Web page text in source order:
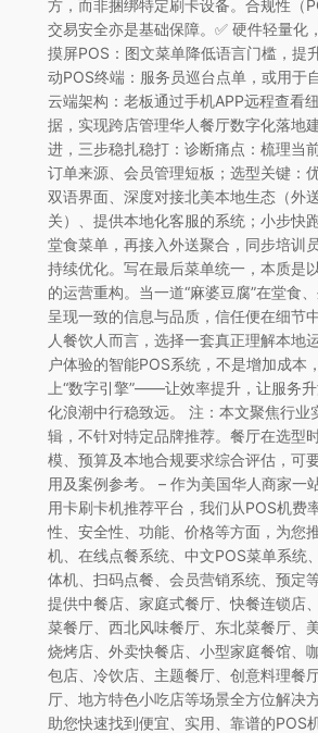
方，而非捆绑特定刷卡设备。合规性（
交易安全亦是基础保障。✅ 硬件轻量化
摸屏POS：图文菜单降低语言门槛，提
动POS终端：服务员巡台点单，或用于
云端架构：老板通过手机APP远程查看
据，实现跨店管理华人餐厅数字化落地
进，三步稳扎稳打：诊断痛点：梳理当
订单来源、会员管理短板；选型关键：
双语界面、深度对接北美本地生态（外
关）、提供本地化客服的系统；小步快
堂食菜单，再接入外送聚合，同步培训
持续优化。写在最后菜单统一，本质是
的运营重构。当一道“麻婆豆腐”在堂食
呈现一致的信息与品质，信任便在细节
人餐饮人而言，选择一套真正理解本地
户体验的智能POS系统，不是增加成本
上“数字引擎”——让效率提升，让服务
化浪潮中行稳致远。 注：本文聚焦行业
辑，不针对特定品牌推荐。餐厅在选型
模、预算及本地合规要求综合评估，可
用及案例参考。 – 作为美国华人商家一
用卡刷卡机推荐平台，我们从POS机费
性、安全性、功能、价格等方面，为您
机、在线点餐系统、中文POS菜单系统
体机、扫码点餐、会员营销系统、预定
提供中餐店、家庭式餐厅、快餐连锁店
菜餐厅、西北风味餐厅、东北菜餐厅、
烧烤店、外卖快餐店、小型家庭餐馆、
包店、冷饮店、主题餐厅、创意料理餐
厅、地方特色小吃店等场景全方位解决
助您快速找到便宜、实用、靠谱的POS